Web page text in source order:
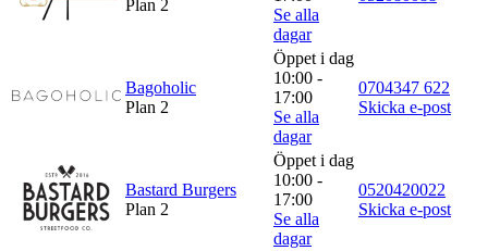
Plan 2
Se alla
dagar
Bagoholic
Plan 2
Öppet i dag
10:00 -
17:00
Se alla
dagar
0704347 622
Skicka e-post
Bastard Burgers
Plan 2
Öppet i dag
10:00 -
17:00
Se alla
dagar
0520420022
Skicka e-post